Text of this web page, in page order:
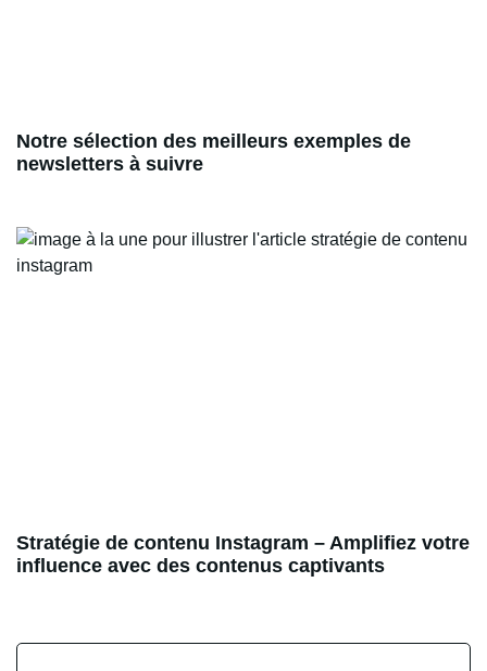
Notre sélection des meilleurs exemples de
newsletters à suivre
Stratégie de contenu Instagram – Amplifiez votre
influence avec des contenus captivants